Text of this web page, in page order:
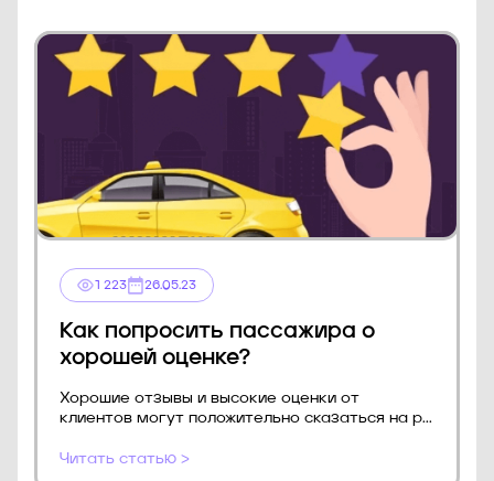
1 223 26.05.23
Как попросить пассажира о
хорошей оценке?
Хорошие отзывы и высокие оценки от
клиентов могут положительно сказаться на р...
Читать статью >